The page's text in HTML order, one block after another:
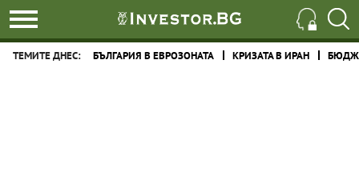
ТЕМИТЕ ДНЕС: БЪЛГАРИЯ В ЕВРОЗОНАТА КРИЗАТА В ИРАН